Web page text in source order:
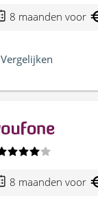
8 maanden voor
Vergelijken
8 maanden voor